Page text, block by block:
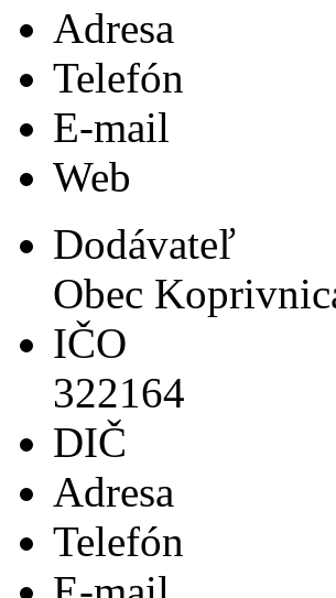
Adresa
Telefón
E-mail
Web
Dodávateľ
Obec
IČO
322164
DIČ
Adresa
Telefón